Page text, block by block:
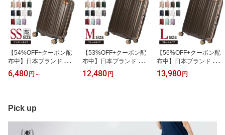
【54%OFF+クーポン配
布中】日本ブランド レジ
ェンドウォーカー スーツ
ケース 機内持ち込み キ
EGEND WALKER キャリ
ーバッグ 小型 SSサイズ
TSAロック 1泊 2泊 3泊
軽量 静音 大容量 旅行 ビ
6,480円 ～
【53%OFF+クーポン配
布中】日本ブランド レジ
ェンドウォーカー スーツ
ケース Mサイズ 5122-62
物 無料預け入れ TSAロ
12,480円
【56%OFF+クーポン配
布中】日本ブランド レジ
ェンドウォーカー スーツ
ケース Lサイズ 5122-67
泊 無料受託手荷物 無料
預け入れ TSAロック 海
13,980円
Pick up